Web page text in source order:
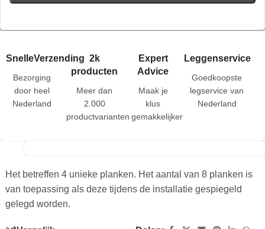
SnelleVerzending
Bezorging
door heel
Nederland
2k
producten
Meer dan
2.000
productvarianten
Expert
Advice
Maak je
klus
gemakkelijker
Leggenservice
Goedkoopste
legservice van
Nederland
Het betreffen 4 unieke planken. Het aantal van 8 planken is
van toepassing als deze tijdens de installatie gespiegeld
gelegd worden.